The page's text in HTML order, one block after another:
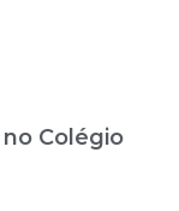
Colégio